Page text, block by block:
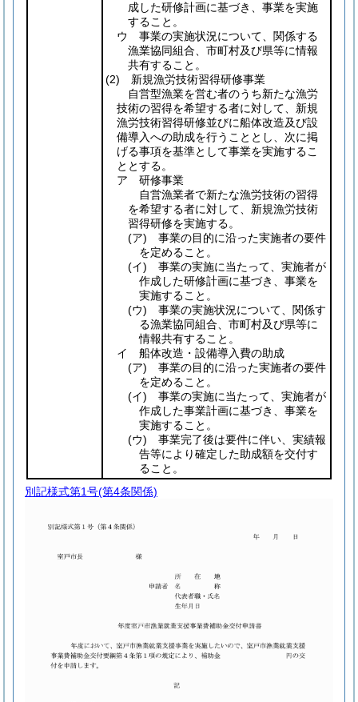
成した研修計画に基づき、事業を実施
すること。
ウ 事業の実施状況について、関係する
漁業協同組合、市町村及び県等に情報
共有すること。
(2) 新規漁労技術習得研修事業
自営型漁業を営む者のうち新たな漁労
技術の習得を希望する者に対して、新規
漁労技術習得研修並びに船体改造及び設
備導入への助成を行うこととし、次に掲
げる事項を基準として事業を実施するこ
ととする。
ア 研修事業
自営漁業者で新たな漁労技術の習得
を希望する者に対して、新規漁労技術
習得研修を実施する。
(ア) 事業の目的に沿った実施者の要件
を定めること。
(イ) 事業の実施に当たって、実施者が
作成した研修計画に基づき、事業を
実施すること。
(ウ) 事業の実施状況について、関係す
る漁業協同組合、市町村及び県等に
情報共有すること。
イ 船体改造・設備導入費の助成
(ア) 事業の目的に沿った実施者の要件
を定めること。
(イ) 事業の実施に当たって、実施者が
作成した事業計画に基づき、事業を
実施すること。
(ウ) 事業完了後は要件に伴い、実績報
告等により確定した助成額を交付す
ること。
別記様式第1号(第4条関係)